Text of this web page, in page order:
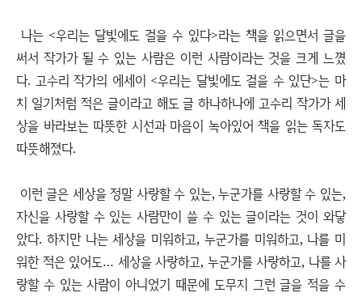
나는 <우리는 달빛에도 걸을 수 있다>라는 책을 읽으면서 글을
써서 작가가 될 수 있는 사람은 이런 사람이라는 것을 크게 느꼈
다. 고수리 작가의 에세이 <우리는 달빛에도 걸을 수 있단>는 마
치 일기처럼 적은 글이라고 해도 글 하나하나에 고수리 작가가 세
상을 바라보는 따뜻한 시선과 마음이 녹아있어 책을 읽는 독자도
따뜻해졌다.
이런 글은 세상을 정말 사랑할 수 있는, 누군가를 사랑할 수 있는,
자신을 사랑할 수 있는 사람만이 쓸 수 있는 글이라는 것이 와닿
았다. 하지만 나는 세상을 미워하고, 누군가를 미워하고, 나를 미
워한 적은 있어도… 세상을 사랑하고, 누군가를 사랑하고, 나를 사
랑할 수 있는 사람이 아니었기 때문에 도무지 그런 글을 적을 수